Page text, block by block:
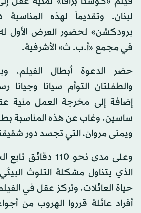
لبنان. وتقديماً لهذه
برودكشن» لحضور العرض الأول
في مجمع «أ.ب. ث» الأشرفية.
حضر الدعوة أبطال الفيلم،
والطفلتان التوأم سيانا وجيانا
إضافة إلى مخرجة العمل منية
ساسين. وغاب عن هذه المناسبة
ويمنى مروان، التي تجسد دور
وعلى مدى نحو 110
الذي يتناول مشكلة التلوث
حياة العائلات. وتركز عقل في
أفراد عائلة قرروا الهروب من